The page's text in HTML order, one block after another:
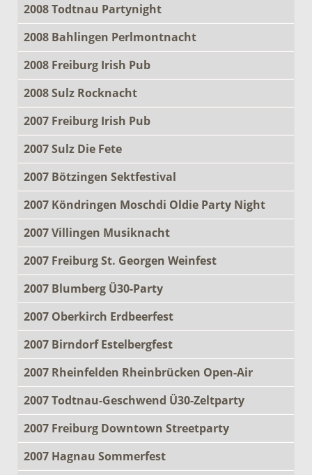
2008 Todtnau Partynight
2008 Bahlingen Perlmontnacht
2008 Freiburg Irish Pub
2008 Sulz Rocknacht
2007 Freiburg Irish Pub
2007 Sulz Die Fete
2007 Bötzingen Sektfestival
2007 Köndringen Moschdi Oldie Party Night
2007 Villingen Musiknacht
2007 Freiburg St. Georgen Weinfest
2007 Blumberg Ü30-Party
2007 Oberkirch Erdbeerfest
2007 Birndorf Estelbergfest
2007 Rheinfelden Rheinbrücken Open-Air
2007 Todtnau-Geschwend Ü30-Zeltparty
2007 Freiburg Downtown Streetparty
2007 Hagnau Sommerfest